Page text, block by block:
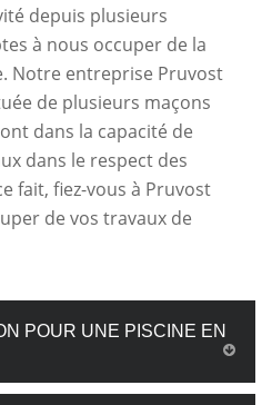
depuis plusieurs
à nous occuper de la
Notre entreprise Pruvost
de plusieurs maçons
dans la capacité de
dans le respect des
fait, fiez-vous à Pruvost
de vos travaux de
POUR UNE PISCINE EN